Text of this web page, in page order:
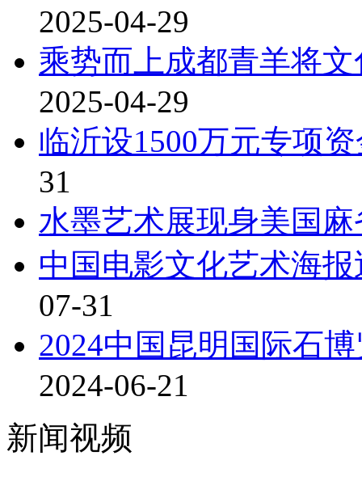
2025-04-29
乘势而上成都青羊将
2025-04-29
临沂设1500万元专项
31
水墨艺术展现身美国
中国电影文化艺术海
07-31
2024中国昆明国际石
2024-06-21
新闻视频